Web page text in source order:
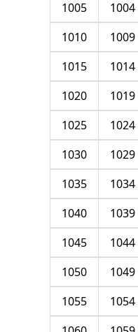
1004
1005
1009
1010
1014
1015
1019
1020
1024
1025
1029
1030
1034
1035
1039
1040
1044
1045
1049
1050
1054
1055